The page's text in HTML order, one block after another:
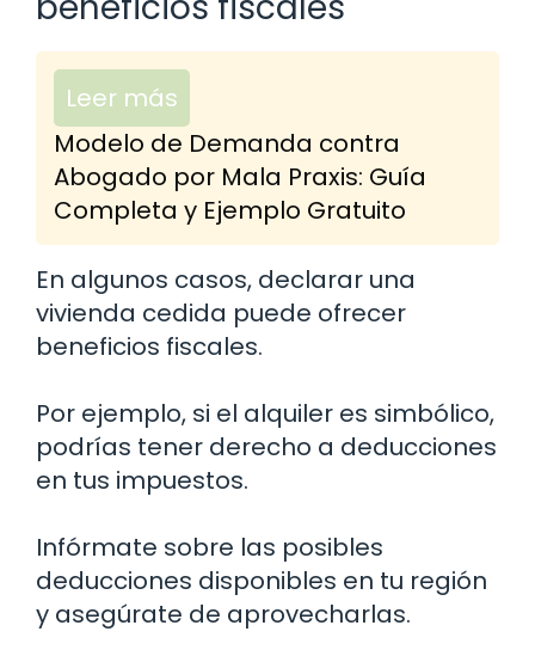
Leer más
Modelo de Demanda contra
Abogado por Mala Praxis: Guía
Completa y Ejemplo Gratuito
En algunos casos, declarar una
vivienda cedida puede ofrecer
beneficios fiscales.
Por ejemplo, si el alquiler es simbólico,
podrías tener derecho a deducciones
en tus impuestos.
Infórmate sobre las posibles
deducciones disponibles en tu región
y asegúrate de aprovecharlas.